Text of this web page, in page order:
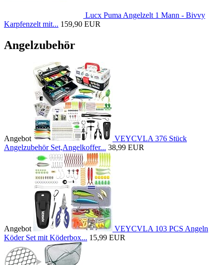
Lucx Puma Angelzelt 1 Mann - Bivvy
Karpfenzelt mit... 159,90 EUR
Angelzubehör
Angebot
VEYCVLA 376 Stück
Angelzubehör Set,Angelkoffer... 38,99 EUR
Angebot
VEYCVLA 103 PCS Angeln
Köder Set mit Köderbox... 15,99 EUR